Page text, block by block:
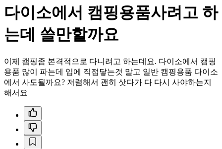
다이소에서 캠핑용품사려고 하
는데 쓸만할까요
이제 캠핑좀 본격적으로 다니려고 하는데요. 다이소에서 캠핑
용품 많이 파는데 입에 직접닿는것 말고 일반 캠핑용품 다이소
에서 사도될까요? 저렴해서 괜히 삿다가 다 다시 사야하는지
해서요